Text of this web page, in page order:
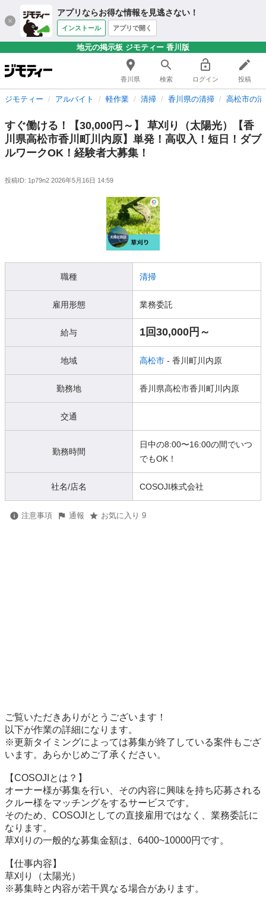
アプリならお得な情報を見逃さない！
インストール アプリで開く
地元の掲示板 ジモティー 香川版
香川県 検索 ログイン 投稿
ジモティー アルバイト 軽作業 清掃 香川県の清掃 高松市の
すぐ働ける！【30,000円～】 草刈り（太陽光）【香
川県高松市香川町川内原】単発！高収入！短日！ダブ
ルワークOK！経験者大募集！
投稿ID: 1p79n2 2026年5月16日 14:59
職種 清掃
雇用形態 業務委託
給与 1回30,000円～
地域 高松市 - 香川町川内原
勤務地 香川県高松市香川町川内原
交通
勤務時間
日中の8:00〜16:00の間でいつ
でもOK！
社名/店名 COSOJI株式会社
注意事項 通報 お気に入り 9
ご覧いただきありがとうございます！
以下が作業の詳細になります。
※更新タイミングによっては募集が終了している案件もござ
います。あらかじめご了承ください。
【COSOJIとは？】
オーナー様が募集を行い、その内容に興味を持ち応募される
クルー様をマッチングをするサービスです。
そのため、COSOJIとしての直接雇用ではなく、業務委託に
なります。
草刈りの一般的な募集金額は、6400~10000円です。
【仕事内容】
草刈り（太陽光）
※募集時と内容が若干異なる場合があります。